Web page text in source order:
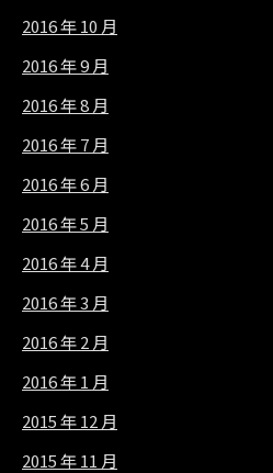
2016 年 10 月
2016 年 9 月
2016 年 8 月
2016 年 7 月
2016 年 6 月
2016 年 5 月
2016 年 4 月
2016 年 3 月
2016 年 2 月
2016 年 1 月
2015 年 12 月
2015 年 11 月